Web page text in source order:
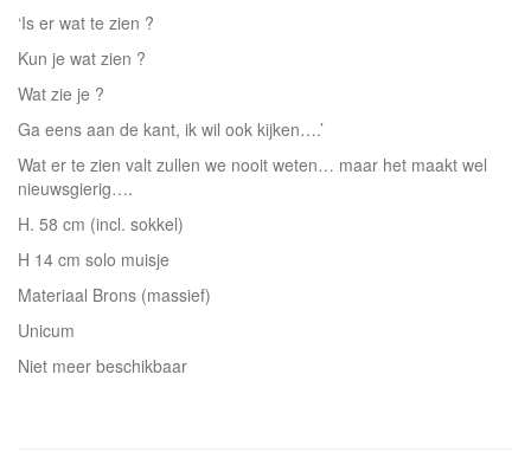
‘Is er wat te zien ?
Kun je wat zien ?
Wat zie je ?
Ga eens aan de kant, ik wil ook kijken….’
Wat er te zien valt zullen we nooit weten… maar het maakt wel
nieuwsgierig….
H. 58 cm (incl. sokkel)
H 14 cm solo muisje
Materiaal Brons (massief)
Unicum
Niet meer beschikbaar